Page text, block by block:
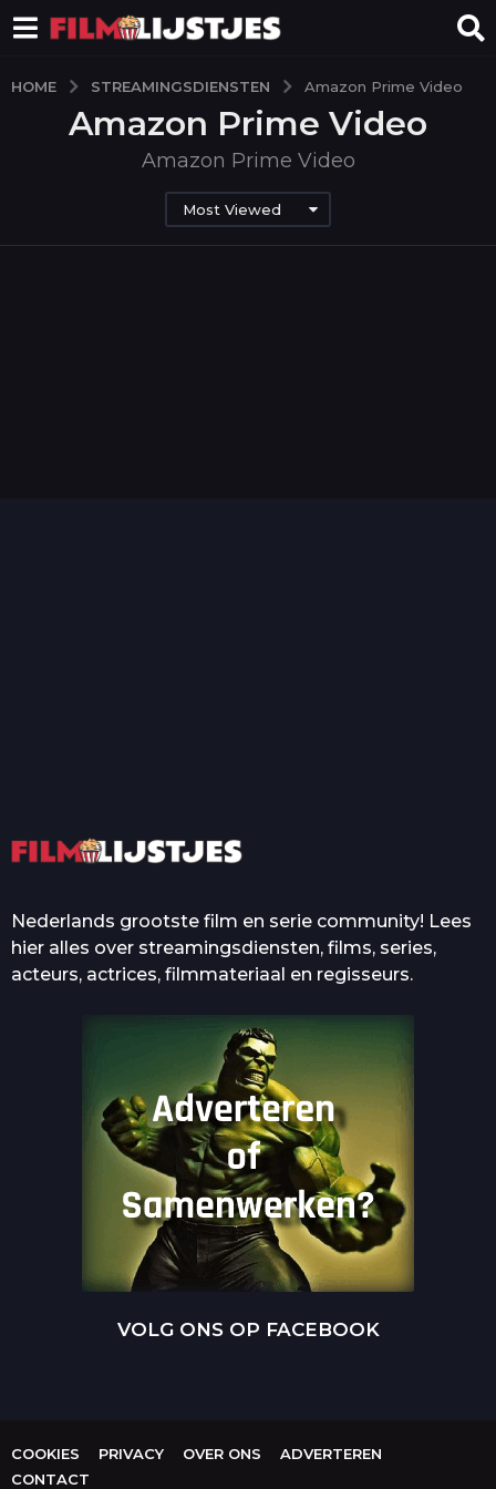
HOME STREAMINGSDIENSTEN Amazon Prime Video
Amazon Prime Video
Amazon Prime Video
Most Viewed
Nederlands grootste film en serie community! Lees
hier alles over streamingsdiensten, films, series,
acteurs, actrices, filmmateriaal en regisseurs.
VOLG ONS OP FACEBOOK
COOKIES PRIVACY OVER ONS
ADVERTEREN
CONTACT